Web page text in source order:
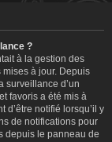
?
à la gestion des
mises à jour. Depuis
surveillance d’un
favoris a été mis à
notifié lorsqu’il y
de notifications pour
depuis le panneau de